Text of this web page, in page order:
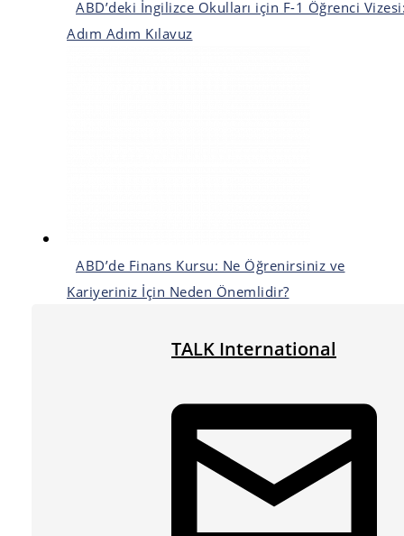
ABD’deki İngilizce Okulları için F-1 Öğrenci
Adım Adım Kılavuz
ABD’de Finans Kursu: Ne Öğrenirsiniz ve
Kariyeriniz İçin Neden Önemlidir?
TALK International